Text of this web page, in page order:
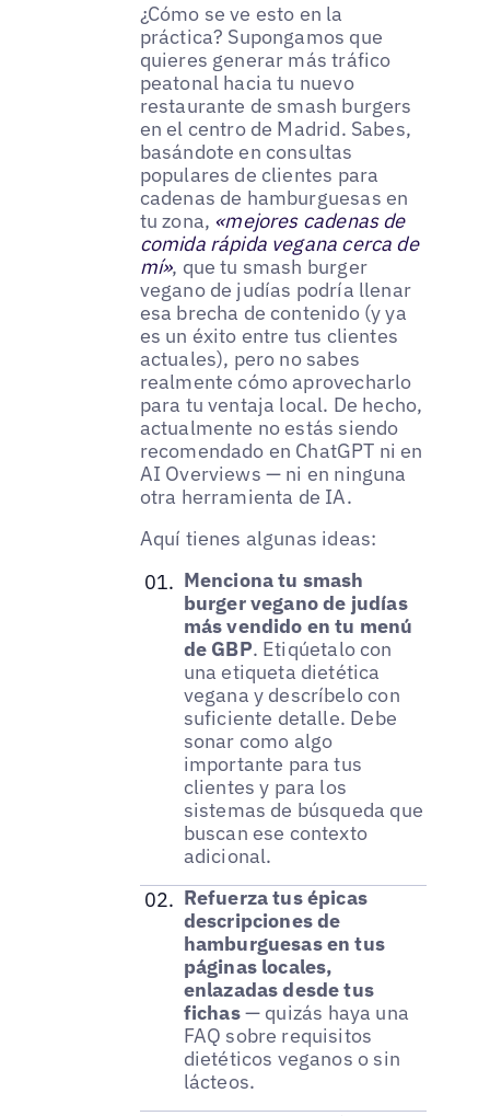
¿Cómo se ve esto en la
práctica? Supongamos que
quieres generar más tráfico
peatonal hacia tu nuevo
restaurante de smash burgers
en el centro de Madrid. Sabes,
basándote en consultas
populares de clientes para
cadenas de hamburguesas en
tu zona, «mejores cadenas de
comida rápida vegana cerca de
mí», que tu smash burger
vegano de judías podría llenar
esa brecha de contenido (y ya
es un éxito entre tus clientes
actuales), pero no sabes
realmente cómo aprovecharlo
para tu ventaja local. De hecho,
actualmente no estás siendo
recomendado en ChatGPT ni en
AI Overviews — ni en ninguna
otra herramienta de IA.
Aquí tienes algunas ideas:
Menciona tu smash
burger vegano de judías
más vendido en tu menú
de GBP. Etiqúetalo con
una etiqueta dietética
vegana y descríbelo con
suficiente detalle. Debe
sonar como algo
importante para tus
clientes y para los
sistemas de búsqueda que
buscan ese contexto
adicional.
Refuerza tus épicas
descripciones de
hamburguesas en tus
páginas locales,
enlazadas desde tus
fichas— quizás haya una
FAQ sobre requisitos
dietéticos veganos o sin
lácteos.